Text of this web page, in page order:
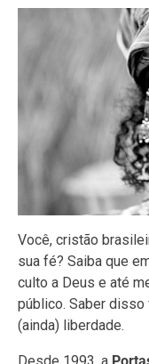
Você, cristão
sua fé? Saiba que
culto a Deus e até
público. Saber
(ainda) liberdade.